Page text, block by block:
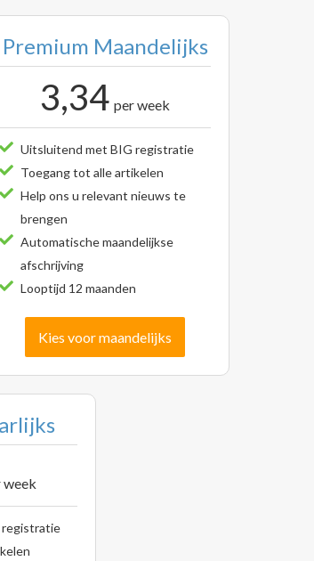
Premium Maandelijks
3,34 per week
Uitsluitend met BIG registratie
Toegang tot alle artikelen
Help ons u relevant nieuws te
brengen
Automatische maandelijkse
afschrijving
Looptijd 12 maanden
Kies voor maandelijks
week